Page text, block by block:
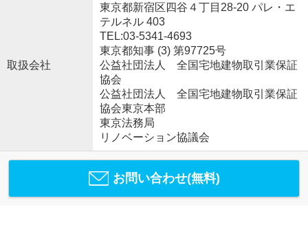
取扱会社
東京都新宿区四谷４丁目28-20 パレ・エ
テルネル 403
TEL:03-5341-4693
東京都知事 (3) 第97725号
公益社団法人 全国宅地建物取引業保証
協会
公益社団法人 全国宅地建物取引業保証
協会東京本部
東京法務局
リノベーション協議会
お問い合わせ(無料)